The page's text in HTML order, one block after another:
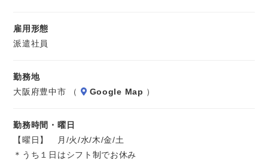
雇用形態
派遣社員
勤務地
大阪府豊中市 （
Google Map ）
勤務時間・曜日
【曜日】 月/火/水/木/金/土
＊うち１日はシフト制でお休み